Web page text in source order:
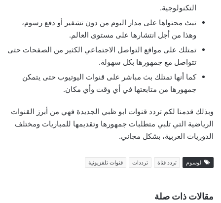
التكنولوجية.
تبث محتواها على مدار اليوم من دون تشفير أو دفع رسوم،
وهذا من أجل انتشارها على مستوى العالم.
تمتلك على مواقع التواصل الاجتماعي الكثير من الصفحات حتى
تتواصل مع جمهورها بكل سهولة.
كما أنها تمتلك بث مباشر على قنوات اليوتيوب حتى يتمكن
جمهورها من متابعتها في أي وقت وأي مكان.
وبذلك قدمنا لكم تردد قنوات ابو ظبي الجديدة فهي من أبرز القنوات
الرياضية التي تلبي متطلبات جمهورها وتقديمها للمباريات ومختلف
الدوريات العربية، بشكل مجاني.
الوسوم تردد قناة ترددات قنوات تلفزيونية
مقالات ذات صلة